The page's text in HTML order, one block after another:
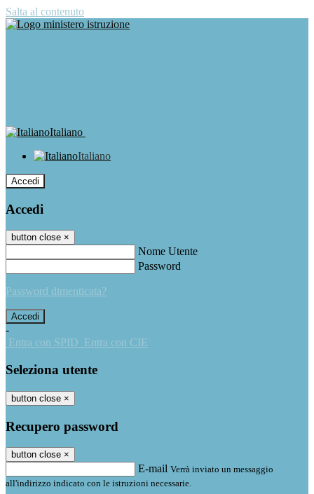
Salta al contenuto
Italiano
Italiano
Accedi
Accedi
button close ×
Nome Utente
Password
Password dimenticata?
-
Entra con SPID Entra con CIE
Seleziona utente
button close ×
Recupero password
button close ×
E-mail Verrà inviato un messaggio
all'indirizzo indicato con le istruzioni necessarie.